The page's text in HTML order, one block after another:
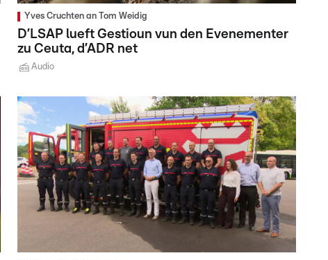
Yves Cruchten an Tom Weidig
D’LSAP lueft Gestioun vun den Evenementer
zu Ceuta, d’ADR net
Audio